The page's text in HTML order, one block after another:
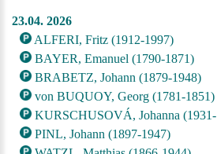
23.04. 2026
ALFERI, Fritz (1912-1997)
BAYER, Emanuel (1790-1871)
BRABETZ, Johann (1879-1948)
von BUQUOY, Georg (1781-1851)
KURSCHUSOVÁ, Johanna (1931-
PINL, Johann (1897-1947)